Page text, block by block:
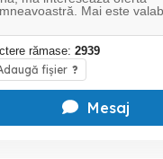
rămase: 2939
fișier ?
Mesaj